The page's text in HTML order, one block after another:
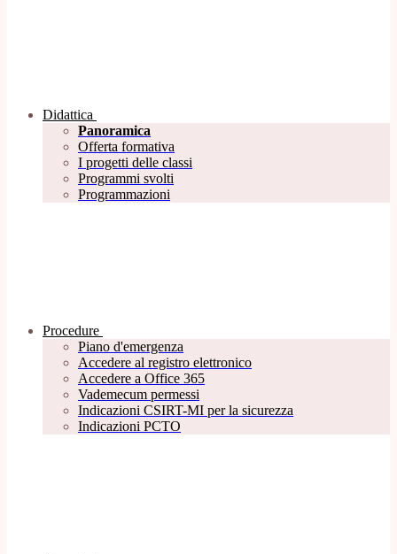
Didattica
Panoramica
Offerta formativa
I progetti delle classi
Programmi svolti
Programmazioni
Procedure
Piano d'emergenza
Accedere al registro elettronico
Accedere a Office 365
Vademecum permessi
Indicazioni CSIRT-MI per la sicurezza
Indicazioni PCTO